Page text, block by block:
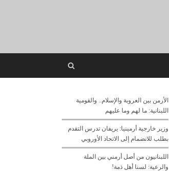
الأرمن بين العروبة والإسلام.. والقومية
اللبنانية: ما لهم وما عليهم
وزير خارجية أرمينيا: يريفان تدرس التقدم
بطلب للانضمام إلى الاتحاد الأوروبي
اللبنانيون من أصل أرمني بين الملة
والرعية: لسنا أهل ذمة!